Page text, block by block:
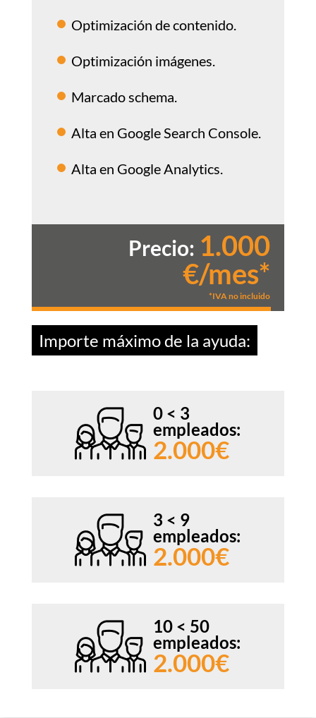
Optimización de contenido.
Optimización imágenes.
Marcado schema.
Alta en Google Search Console.
Alta en Google Analytics.
Precio: 1.000
€/mes*
*IVA no incluido
Importe máximo de la ayuda:
0 < 3
empleados:
2.000€
3 < 9
empleados:
2.000€
10 < 50
empleados:
2.000€